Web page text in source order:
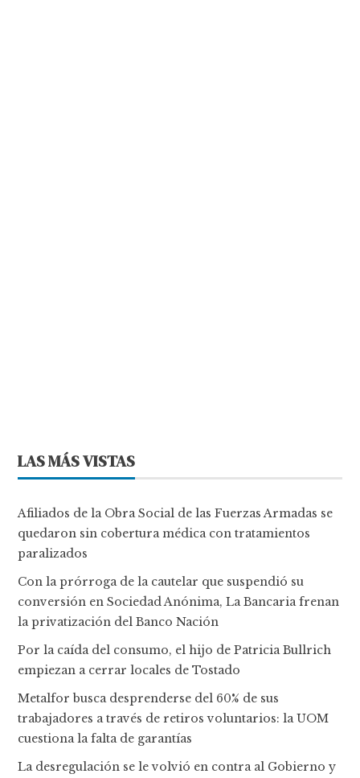
LAS MÁS VISTAS
Afiliados de la Obra Social de las Fuerzas Armadas se
quedaron sin cobertura médica con tratamientos
paralizados
Con la prórroga de la cautelar que suspendió su
conversión en Sociedad Anónima, La Bancaria frenan
la privatización del Banco Nación
Por la caída del consumo, el hijo de Patricia Bullrich
empiezan a cerrar locales de Tostado
Metalfor busca desprenderse del 60% de sus
trabajadores a través de retiros voluntarios: la UOM
cuestiona la falta de garantías
La desregulación se le volvió en contra al Gobierno y